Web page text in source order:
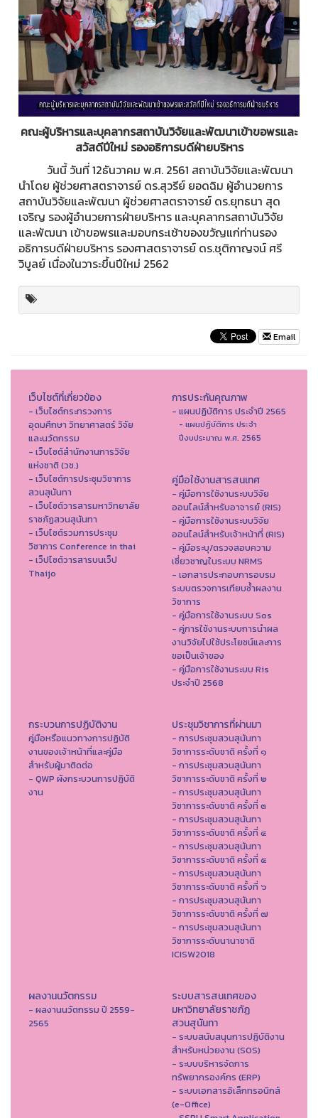
คณะผู้บริหารและบุคลากรสถาบันวิจัยและพัฒนาเข้าขอพรและ
สวัสดีปีใหม่ รองอธิการบดีฝ่ายบริหาร
วันนี้ วันที่ 12ธันวาคม พ.ศ. 2561 สถาบันวิจัยและพัฒนา
นำโดย ผู้ช่วยศาสตราจารย์ ดร.สุวรีย์ ยอดฉิม ผู้อำนวยการ
สถาบันวิจัยและพัฒนา ผู้ช่วยศาสตราจารย์ ดร.ยุทธนา สุด
เจริญ รองผู้อำนวยการฝ่ายบริหาร และบุคลากรสถาบันวิจัย
และพัฒนา เข้าขอพรและมอบกระเช้าของขวัญแก่ท่านรอง
อธิการบดีฝ่ายบริหาร รองศาสตราจารย์ ดร.ชุติกาญจน์ ศรี
วิบูลย์ เนื่องในวาระขึ้นปีใหม่ 2562
Email
เว็บไซต์ที่เกี่ยวข้อง
- เว็บไซต์กระทรวงการ
อุดมศึกษา วิทยาศาสตร์ วิจัย
และนวัตกรรม
- เว็บไซต์สำนักงานการวิจัย
แห่งชาติ (วช.)
- เว็บไซต์การประชุมวิชาการ
สวนสุนันทา
- เว็บไซต์วารสารมหาวิทยาลัย
ราชภัฏสวนสุนันทา
- เว็บไซต์รวมการประชุม
วิชาการ Conference in thai
- เว็ปไซต์วารสารบนเว็ป
Thaijo
การประกันคุณภาพ
- แผนปฏิบัติการ ประจำปี 2565
- แผนปฏิบัติการ ประจำ
ปีงบประมาณ พ.ศ. 2565
คู่มือใช้งานสารสนเทศ
- คู่มือการใช้งานระบบวิจัย
ออนไลน์สำหรับอาจารย์ (RIS)
- คู่มือการใช้งานระบบวิจัย
ออนไลน์สำหรับเจ้าหน้าที่ (RIS)
- คู่มือระบุ/ตรวจสอบความ
เชี่ยวชาญในระบบ NRMS
- เอกสารประกอบการอบรม
ระบบตรวจการเทียบซ้ำผลงาน
วิชาการ
- คู่มือการใช้งานระบบ Sos
- คู่การใช้งานระบบการนำผล
งานวิจัยไปใช้ประโยชน์และการ
ขอเป็นเจ้าของ
- คู่มือการใช้งานระบบ Ris
ประจำปี 2568
กระบวนการปฏิบัติงาน
คู่มือหรือแนวทางการปฏิบัติ
งานของเจ้าหน้าที่และคู่มือ
สำหรับผู้มาติดต่อ
- QWP ผังกระบวนการปฏิบัติ
งาน
ประชุมวิชาการที่ผ่านมา
- การประชุมสวนสุนันทา
วิชาการระดับชาติ ครั้งที่ ๑
- การประชุมสวนสุนันทา
วิชาการระดับชาติ ครั้งที่ ๒
- การประชุมสวนสุนันทา
วิชาการระดับชาติ ครั้งที่ ๓
- การประชุมสวนสุนันทา
วิชาการระดับชาติ ครั้งที่ ๔
- การประชุมสวนสุนันทา
วิชาการระดับชาติ ครั้งที่ ๕
- การประชุมสวนสุนันทา
วิชาการระดับชาติ ครั้งที่ ๖
- การประชุมสวนสุนันทา
วิชาการระดับชาติ ครั้งที่ ๗
- การประชุมสวนสุนันทา
วิชาการระดับนานาชาติ
ICISW2018
ผลงานนวัตกรรม
- ผลงานนวัตกรรม ปี 2559-
2565
ระบบสารสนเทศของ
มหาวิทยาลัยราชภัฏ
สวนสุนันทา
- ระบบสนับสนุนการปฏิบัติงาน
สำหรับหน่วยงาน (SOS)
- ระบบบริหารจัดการ
ทรัพยากรองค์กร (ERP)
- ระบบเอกสารอิเล็กทรอนิกส์
(e-Office)